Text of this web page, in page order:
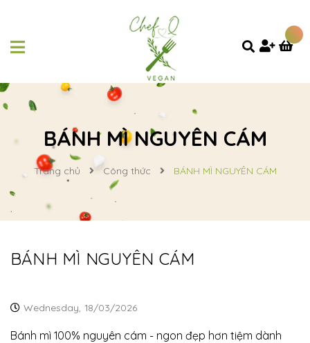
BÁNH MÌ NGUYÊN CÁM
Trang chủ Công thức BÁNH MÌ NGUYÊN CÁM
BÁNH MÌ NGUYÊN CÁM
Wednesday, 18/03/2026
Bánh mì 100% nguyên cám - ngon đẹp hơn tiệm dành